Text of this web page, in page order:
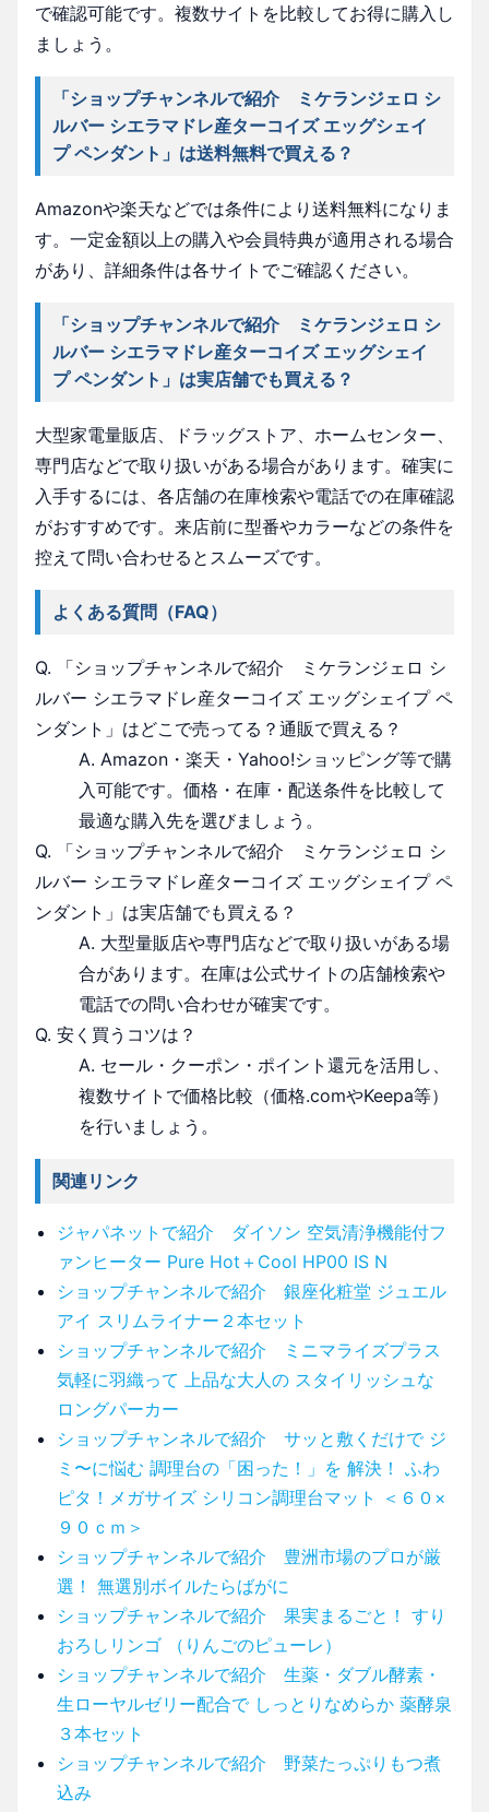
で確認可能です。複数サイトを比較してお得に購入し
ましょう。
「ショップチャンネルで紹介 ミケランジェロ シ
ルバー シエラマドレ産ターコイズ エッグシェイ
プ ペンダント」は送料無料で買える？
Amazonや楽天などでは条件により送料無料になりま
す。一定金額以上の購入や会員特典が適用される場合
があり、詳細条件は各サイトでご確認ください。
「ショップチャンネルで紹介 ミケランジェロ シ
ルバー シエラマドレ産ターコイズ エッグシェイ
プ ペンダント」は実店舗でも買える？
大型家電量販店、ドラッグストア、ホームセンター、
専門店などで取り扱いがある場合があります。確実に
入手するには、各店舗の在庫検索や電話での在庫確認
がおすすめです。来店前に型番やカラーなどの条件を
控えて問い合わせるとスムーズです。
よくある質問（FAQ）
Q. 「ショップチャンネルで紹介 ミケランジェロ シ
ルバー シエラマドレ産ターコイズ エッグシェイプ ペ
ンダント」はどこで売ってる？通販で買える？
A. Amazon・楽天・Yahoo!ショッピング等で購
入可能です。価格・在庫・配送条件を比較して
最適な購入先を選びましょう。
Q. 「ショップチャンネルで紹介 ミケランジェロ シ
ルバー シエラマドレ産ターコイズ エッグシェイプ ペ
ンダント」は実店舗でも買える？
A. 大型量販店や専門店などで取り扱いがある場
合があります。在庫は公式サイトの店舗検索や
電話での問い合わせが確実です。
Q. 安く買うコツは？
A. セール・クーポン・ポイント還元を活用し、
複数サイトで価格比較（価格.comやKeepa等）
を行いましょう。
関連リンク
ジャパネットで紹介 ダイソン 空気清浄機能付フ
ァンヒーター Pure Hot＋Cool HP00 IS N
ショップチャンネルで紹介 銀座化粧堂 ジュエル
アイ スリムライナー２本セット
ショップチャンネルで紹介 ミニマライズプラス
気軽に羽織って 上品な大人の スタイリッシュな
ロングパーカー
ショップチャンネルで紹介 サッと敷くだけで ジ
ミ〜に悩む 調理台の「困った！」を 解決！ ふわ
ピタ！メガサイズ シリコン調理台マット ＜６０×
９０ｃｍ＞
ショップチャンネルで紹介 豊洲市場のプロが厳
選！ 無選別ボイルたらばがに
ショップチャンネルで紹介 果実まるごと！ すり
おろしリンゴ （りんごのピューレ）
ショップチャンネルで紹介 生薬・ダブル酵素・
生ローヤルゼリー配合で しっとりなめらか 薬酵泉
３本セット
ショップチャンネルで紹介 野菜たっぷりもつ煮
込み